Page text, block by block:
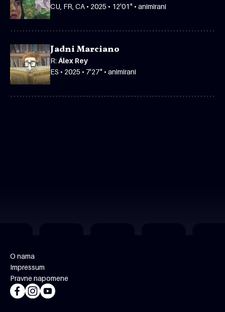
CU, FR, CA • 2025 • 12'01" • animirani
Jadni Marciano
R: Álex Rey
ES • 2025 • 7'27" • animirani
O nama
Impressum
Pravne napomene